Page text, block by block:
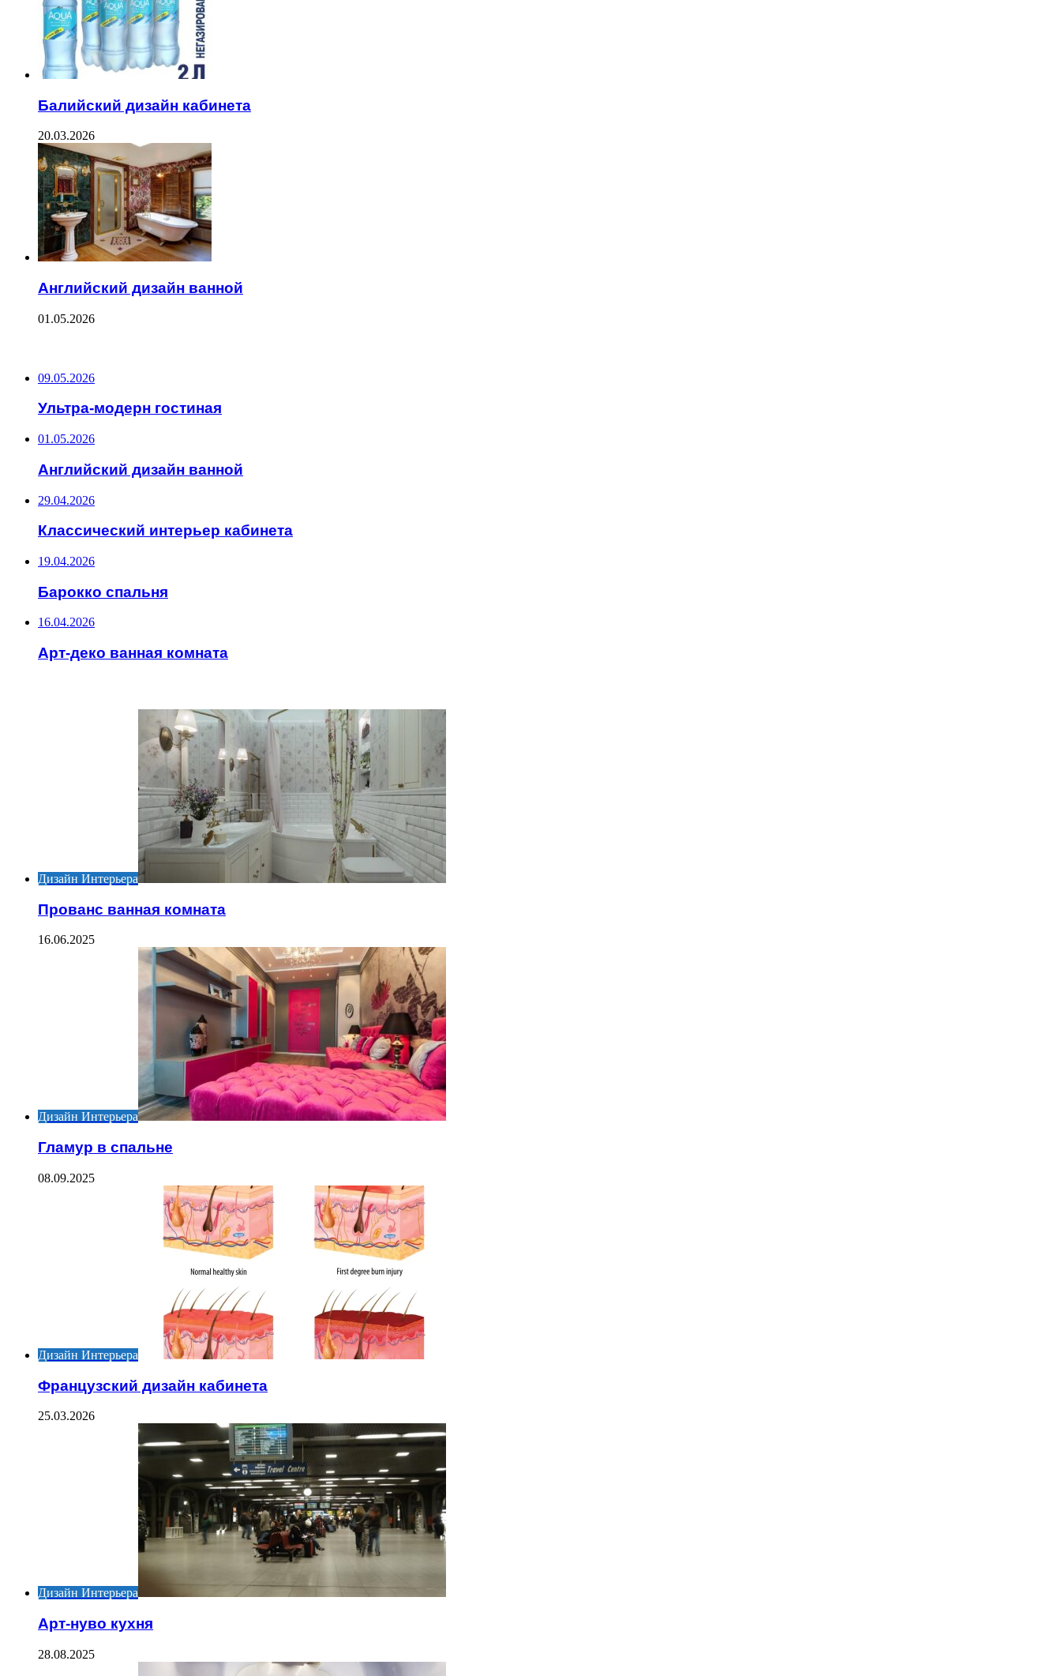
Балийский дизайн кабинета
20.03.2026
Английский дизайн ванной
01.05.2026
09.05.2026
Ультра-модерн гостиная
01.05.2026
Английский дизайн ванной
29.04.2026
Классический интерьер кабинета
19.04.2026
Барокко спальня
16.04.2026
Арт-деко ванная комната
Дизайн Интерьера
Прованс ванная комната
16.06.2025
Дизайн Интерьера
Гламур в спальне
08.09.2025
Дизайн Интерьера
Французский дизайн кабинета
25.03.2026
Дизайн Интерьера
Арт-нуво кухня
28.08.2025